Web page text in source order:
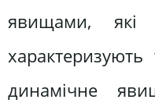
явищами, які
динамічне